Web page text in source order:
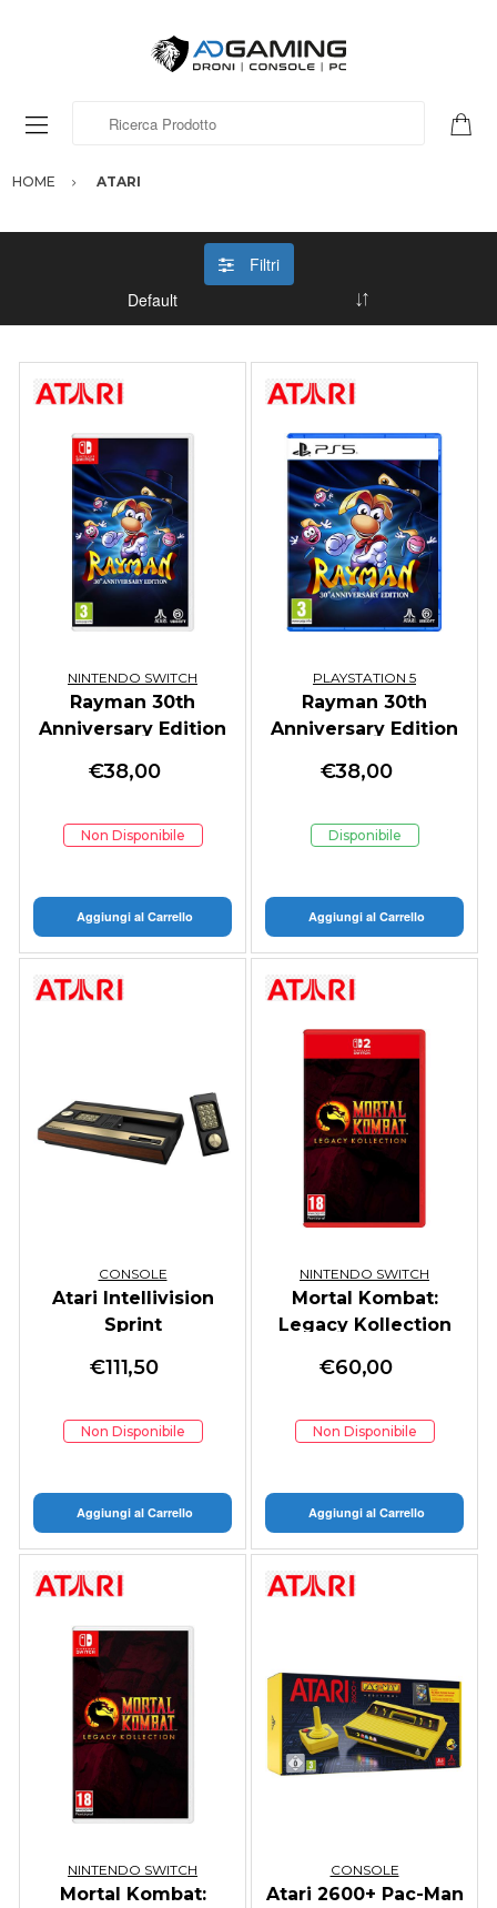
HOME ATARI
Filtri
NINTENDO SWITCH
Rayman 30th
Anniversary Edition
€38,00
Non Disponibile
Aggiungi al Carrello
PLAYSTATION 5
Rayman 30th
Anniversary Edition
€38,00
Disponibile
Aggiungi al Carrello
CONSOLE
Atari Intellivision
Sprint
€111,50
Non Disponibile
Aggiungi al Carrello
NINTENDO SWITCH
Mortal Kombat:
Legacy Kollection
€60,00
Non Disponibile
Aggiungi al Carrello
NINTENDO SWITCH
Mortal Kombat:
CONSOLE
Atari 2600+ Pac-Man